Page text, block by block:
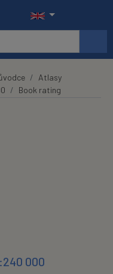
Atlasy
Book rating
000